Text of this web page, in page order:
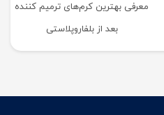
معرفی بهترین کرم‌های ترمیم کننده
بعد از بلفاروپلاستی